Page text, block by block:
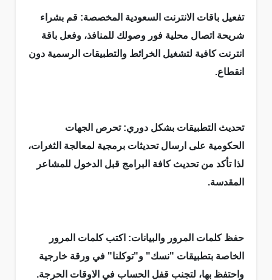
تفعيل باقات الانترنت السعودية المخصصة: قم بشراء
شريحة اتصال محلية فور وصولك للمنافذ، وفعل باقة
انترنت كافية لتشغيل الخرائط والتطبيقات الرسمية دون
انقطاع.
تحديث التطبيقات بشكل دوري: تحرص الجهات
الحكومية على ارسال تحديثات برمجية لمعالجة الثغرات،
لذا تأكد من تحديث كافة البرامج قبل الدخول للمشاعر
المقدسة.
حفظ كلمات المرور والبيانات: اكتب كلمات المرور
الخاصة بتطبيقات "نسك" و"توكلنا" في ورقة خارجية
واحتفظ بها، لتجنب قفل الحساب في الاوقات الحرجة.